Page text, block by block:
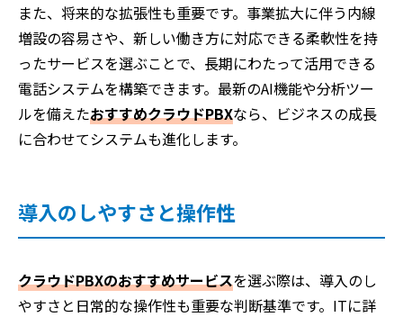
また、将来的な拡張性も重要です。事業拡大に伴う内線
増設の容易さや、新しい働き方に対応できる柔軟性を持
ったサービスを選ぶことで、長期にわたって活用できる
電話システムを構築できます。最新のAI機能や分析ツー
ルを備えたおすすめクラウドPBXなら、ビジネスの成長
に合わせてシステムも進化します。
導入のしやすさと操作性
クラウドPBXのおすすめサービスを選ぶ際は、導入のし
やすさと日常的な操作性も重要な判断基準です。ITに詳